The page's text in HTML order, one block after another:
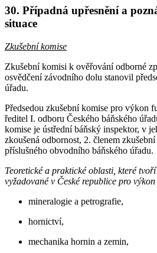
30. Případná upřesnění a
situace
Zkušební komise
Zkušební komisi k ověřování odborné
osvědčení závodního dolu stanovil
úřadu.
Předsedou zkušební komise pro výkon
ředitel I. odboru Českého báňského
komise je ústřední báňský inspektor, v
zkoušená odbornost, 2. členem
příslušného obvodního báňského úřadu.
Teoretické a praktické oblasti, které
vyžadované v České republice pro
mineralogie a petrografie,
hornictví,
mechanika hornin a zemin,